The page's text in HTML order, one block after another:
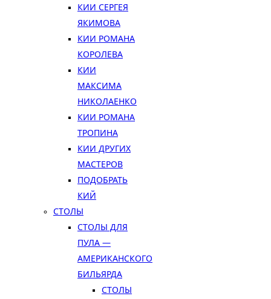
КИИ СЕРГЕЯ
ЯКИМОВА
КИИ РОМАНА
КОРОЛЕВА
КИИ
МАКСИМА
НИКОЛАЕНКО
КИИ РОМАНА
ТРОПИНА
КИИ ДРУГИХ
МАСТЕРОВ
ПОДОБРАТЬ
КИЙ
СТОЛЫ
СТОЛЫ ДЛЯ
ПУЛА —
АМЕРИКАНСКОГО
БИЛЬЯРДА
СТОЛЫ